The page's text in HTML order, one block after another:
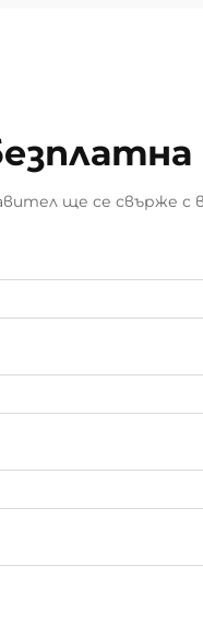
ще се свърже с